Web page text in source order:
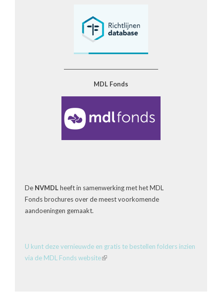
MDL Fonds
De NVMDLheeft in samenwerking met het MDL
Fonds brochures over de meest voorkomende
aandoeningen gemaakt.
U kunt deze vernieuwde en gratis te bestellen folders inzien
via de MDL Fonds website(link